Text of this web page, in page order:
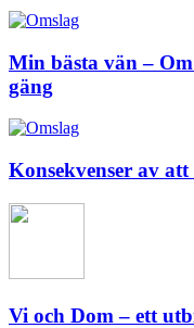
Min bästa vän –
gäng
Konsekvenser av
Vi och Dom – ett